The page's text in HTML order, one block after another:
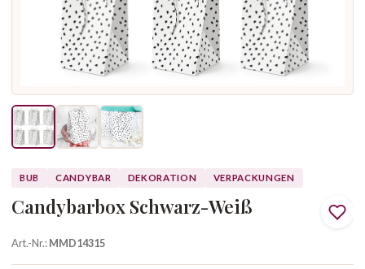
BUB CANDYBAR DEKORATION VERPACKUNGEN
Candybarbox Schwarz-Weiß
Art.-Nr.:MMD14315